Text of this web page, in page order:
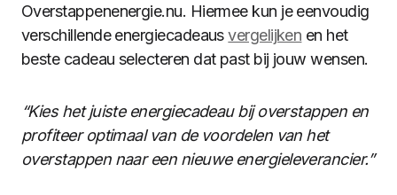
Overstappenenergie.nu. Hiermee kun je eenvoudig
verschillende energiecadeausvergelijken en het
beste cadeau selecteren dat past bij jouw wensen.
“Kies het juiste energiecadeau bij overstappen en
profiteer optimaal van de voordelen van het
overstappen naar een nieuwe energieleverancier.”